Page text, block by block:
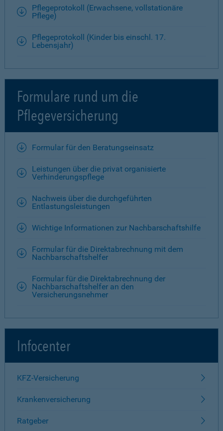
Pflegeprotokoll (Erwachsene, vollstationäre
Pflege)
Pflegeprotokoll (Kinder bis einschl. 17.
Lebensjahr)
Formulare rund um die
Pflegeversicherung
Formular für den Beratungseinsatz
Leistungen über die privat organisierte
Verhinderungspflege
Nachweis über die durchgeführten
Entlastungsleistungen
Wichtige Informationen zur Nachbarschaftshilfe
Formular für die Direktabrechnung mit dem
Nachbarschaftshelfer
Formular für die Direktabrechnung der
Nachbarschaftshelfer an den
Versicherungsnehmer
Infocenter
KFZ-Versicherung
Krankenversicherung
Ratgeber